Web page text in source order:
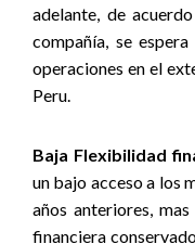
adelante, de
compañía, se
operaciones en el
Peru.
Baja Flexibilidad
un bajo acceso a los
años anteriores,
financiera